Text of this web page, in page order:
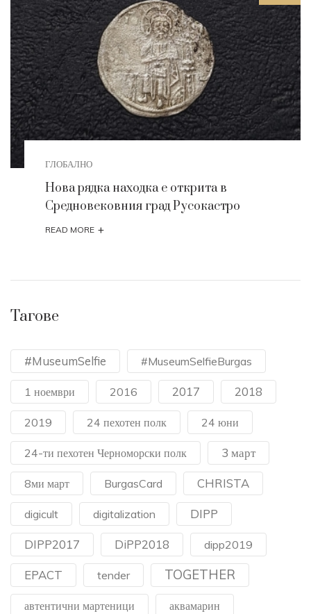
ГЛОБАЛНО
Нова рядка находка е открита в
Средновековния град Русокастро
READ MORE +
Тагове
#MuseumSelfie #MuseumSelfieBurgas
1 ноември 2016 2017 2018
2019 24 пехотен полк 24 юни
24-ти пехотен Черноморски полк 3 март
8ми март BurgasCard CHRISTA
digicult digitalization DIPP
DIPP2017 DiPP2018 dipp2019
EPACT tender TOGETHER
автентични мартеници аквамарин